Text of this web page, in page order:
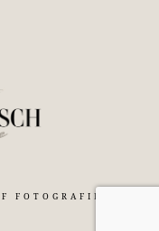
FOTOGRAFIE